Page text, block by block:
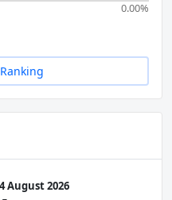
0.00%
August 2026